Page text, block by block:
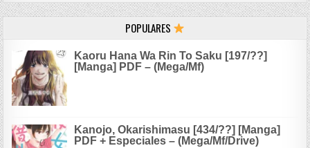
POPULARES
Kaoru Hana Wa Rin To Saku [197/??]
[Manga] PDF – (Mega/Mf)
Kanojo, Okarishimasu [434/??] [Manga]
PDF + Especiales – (Mega/Mf/Drive)